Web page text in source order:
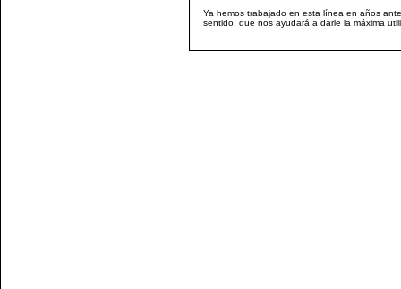
Ya hemos trabajado en esta línea en años
sentido, que nos ayudará a darle la máxima